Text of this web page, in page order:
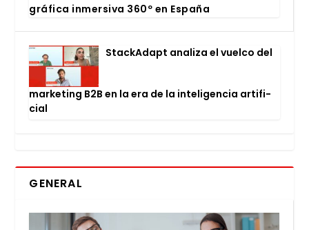
grá­fi­ca inmer­si­va 360º en Espa­ña
Stac­kA­dapt ana­li­za el vuel­co del
mar­ke­ting B2B en la era de la inte­li­gen­cia arti­fi­
cial
GENERAL